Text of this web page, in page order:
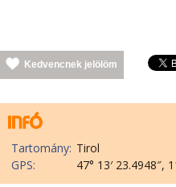
Kedvencnek jelölöm
Tartomány: Tirol
GPS:
47° 13′ 23.4948″,